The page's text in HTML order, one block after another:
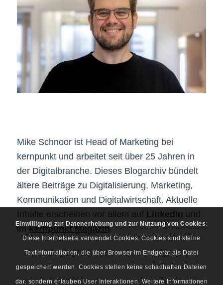
Mike Schnoor ist Head of Marketing bei
kernpunkt und arbeitet seit über 25 Jahren in
der Digitalbranche. Dieses Blogarchiv bündelt
ältere Beiträge zu Digitalisierung, Marketing,
Kommunikation und Digitalwirtschaft. Aktuelle
Inhalte erscheinen vor allem auf LinkedIn und
imkernpunkt Magazin.
Einwilligung zur Datenerhebung und zur Nutzung von Cookies :
Diese Internetseite verwendet Cookies. Cookies sind kleine
Textinformationen, die über Browser im Endgerät als Datei
gespeichert werden. Cookies stellen keine schadhaften Dateien
dar, sondern erlauben User Interaktionen. Weitere Informationen